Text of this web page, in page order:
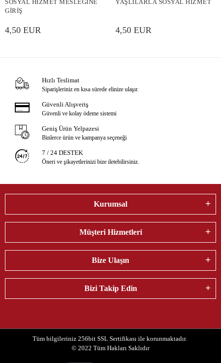
SOSYAL HİZMET MESLEĞİNE
GİRİŞ
4,50 EUR
YAŞLILARLA SOSYAL HİZMET
4,50 EUR
Hızlı Teslimat
Siparişleriniz en kısa sürede elinize ulaşır.
Güvenli Alışveriş
Güvenli ve kolay ödeme sistemi
Geniş Ürün Yelpazesi
Binlerce ürün ve kampanya seçeneği
7 / 24 DESTEK
Öneri ve şikayetlerinizi bize iletebilirsiniz.
Kurumsal
Müşteri Hizmetleri
Bize Ulaşın
Bizi Takip Edin
Tüm bilgileriniz 256bit SSL Sertifikası ile korunmaktadır.
© 2022 Tüm Hakları Saklıdır